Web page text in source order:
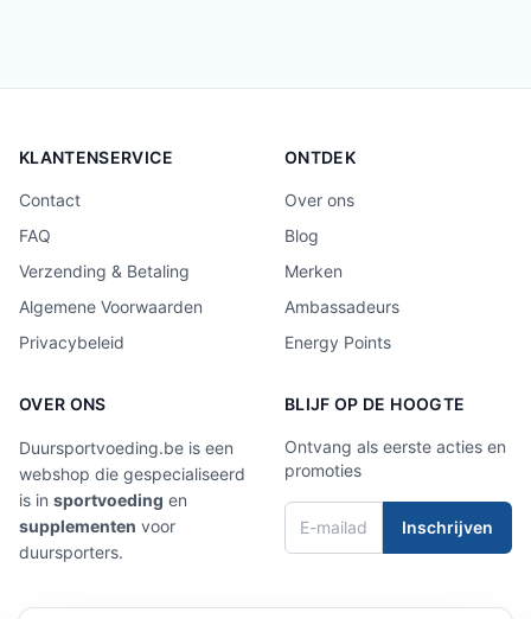
KLANTENSERVICE
Contact
FAQ
Verzending & Betaling
Algemene Voorwaarden
Privacybeleid
ONTDEK
Over ons
Blog
Merken
Ambassadeurs
Energy Points
OVER ONS
Duursportvoeding.be is een
webshop die gespecialiseerd
is in sportvoeding en
supplementen voor
duursporters.
BLIJF OP DE HOOGTE
Ontvang als eerste acties en
promoties
Inschrijven